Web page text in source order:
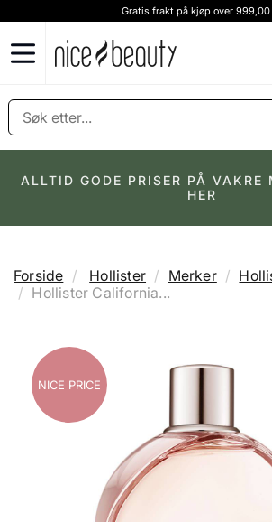
Gratis frakt på kjøp over 999,00
ALLTID GODE PRISER PÅ VAKRE
HER
Forside Hollister Merker
Hollister California...
NICE PRICE